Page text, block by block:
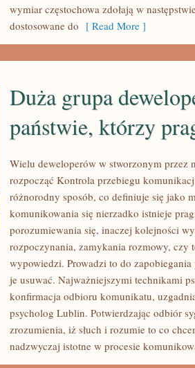
ORAZ
wymiar częstochowa zdołają w
dostosowane do [ Read More ]
GRUPA
DEWELOPERÓW
PRAGNĄ
Duża grupa
państwie, którzy
Wielu deweloperów w stworzonym przez
rozpocząć Kontrola przebiegu
różnorodny sposób, co definiuje się jako
komunikowania się nierzadko istnieje
porozumiewania się, inaczej kolejności
rozpoczynania, zamykania rozmowy, czy
wypowiedzi. Prowadzi to do zapobiegania
je usuwać. Najważniejszymi technikami
konfirmacja odbioru komunikatu,
psycholog Lublin. Potwierdzając odbiór
zrozumienia, iż słuch i rozumie to co
nadzwyczaj istotne w procesie